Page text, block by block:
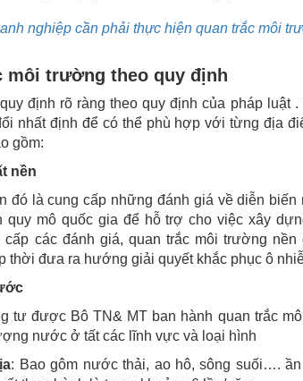
nghiệp cần phải thực hiện quan trắc môi
môi trường theo quy định
định rõ ràng theo quy định của pháp luật
nhất định để có thể phù hợp với từng địa
gồm:
nền
đó là cung cấp những đánh giá về diễn
quy mô quốc gia để hỗ trợ cho việc xây
các đánh giá, quan trắc môi trường
thời đưa ra hướng giải quyết khắc phục ô
tư được Bô TN& MT ban hành quan trắc
nước ở tất các lĩnh vực và loại hình
: Bao gôm nước thải, ao hô, sông suối….